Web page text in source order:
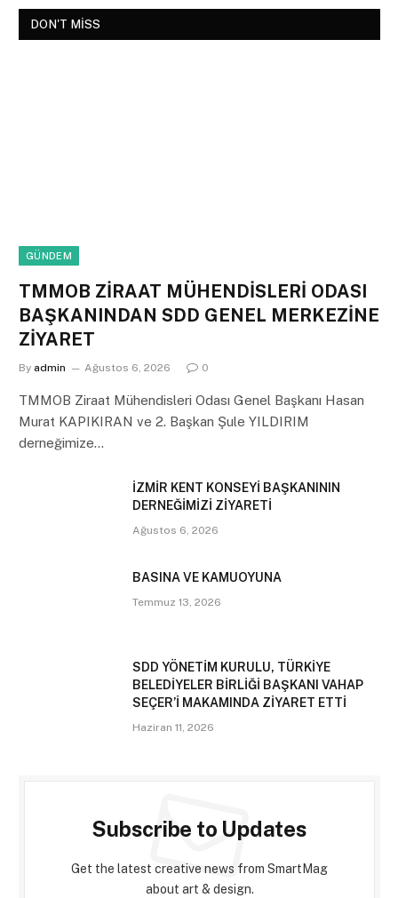
DON'T MISS
GÜNDEM
TMMOB ZİRAAT MÜHENDİSLERİ ODASI
BAŞKANINDAN SDD GENEL MERKEZİNE
ZİYARET
By admin Ağustos 6, 2026 0
TMMOB Ziraat Mühendisleri Odası Genel Başkanı Hasan
Murat KAPIKIRAN ve 2. Başkan Şule YILDIRIM
derneğimize…
İZMİR KENT KONSEYİ BAŞKANININ
DERNEĞİMİZİ ZİYARETİ
Ağustos 6, 2026
BASINA VE KAMUOYUNA
Temmuz 13, 2026
SDD YÖNETİM KURULU, TÜRKİYE
BELEDİYELER BİRLİĞİ BAŞKANI VAHAP
SEÇER’İ MAKAMINDA ZİYARET ETTİ
Haziran 11, 2026
Subscribe to Updates
Get the latest creative news from SmartMag
about art & design.